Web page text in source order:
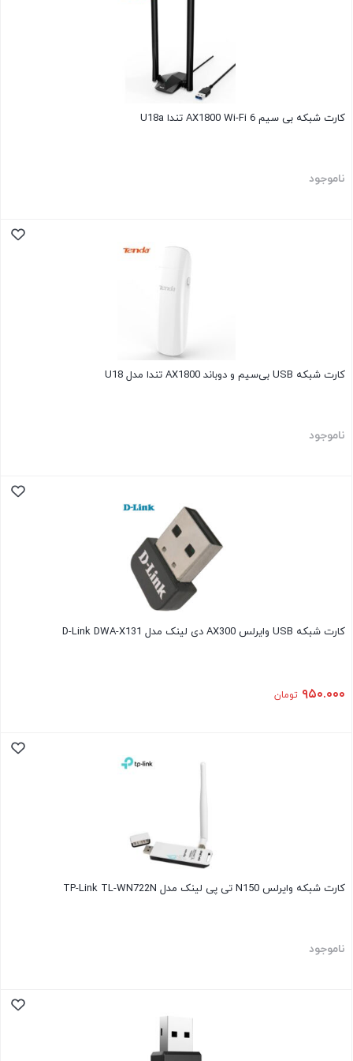
کارت شبکه بی سیم AX1800 Wi-Fi 6 تندا U18a
ناموجود
کارت شبکه USB بی‌سیم و دوباند AX1800 تندا مدل U18
ناموجود
کارت شبکه USB وایرلس AX300 دی لینک مدل D-Link DWA-X131
۹۵۰.۰۰۰ تومان
کارت شبکه وایرلس N150 تی پی لینک مدل TP-Link TL-WN722N
ناموجود